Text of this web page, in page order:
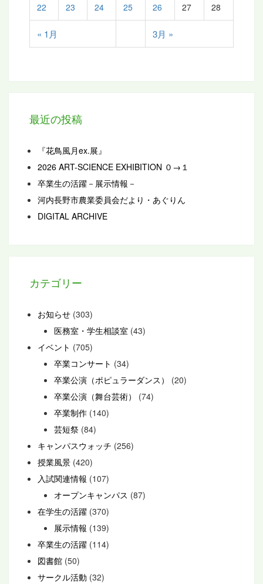
« 1月 3月 »
22 23 24 25 26 27 28
最近の投稿
『花鳥風月ex.展』
2026 ART-SCIENCE EXHIBITION ０→１
卒業生の活躍－展示情報－
河内長野市農業委員会だより・あぐりん
DIGITAL ARCHIVE
カテゴリー
お知らせ (303)
医務室・学生相談室 (43)
イベント (705)
卒業コンサート (34)
卒業公演（ポピュラーダンス）
(20)
卒業公演（舞台芸術）
(74)
卒業制作 (140)
芸短祭 (84)
キャンパスウォッチ (256)
授業風景 (420)
入試関連情報 (107)
オープンキャンパス (87)
在学生の活躍 (370)
展示情報 (139)
卒業生の活躍 (114)
図書館 (50)
サークル活動 (32)